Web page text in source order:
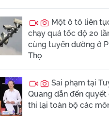
Một ô tô liên
chạy quá tốc độ 20
cùng tuyến đường ở
Thọ
Sai phạm tại
Quang dẫn đến quyết
thi lại toàn bộ các